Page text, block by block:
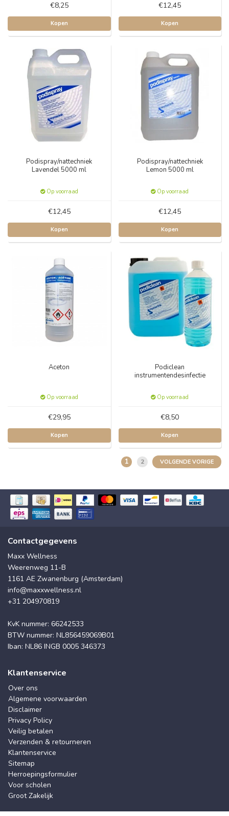
€8,25
Kopen
€12,45
Kopen
Podispray/nattechniek
Lavendel 5000 ml
Op voorraad
€12,45
Kopen
Podispray/nattechniek
Lemon 5000 ml
Op voorraad
€12,45
Kopen
Aceton
Op voorraad
€29,95
Kopen
Podiclean
instrumentendesinfectie
Op voorraad
€8,50
Kopen
1 2 VOLGENDE VORIGE
Contactgegevens
Maxx Wellness
Weerenweg 11-B
1161 AE Zwanenburg (Amsterdam)
info@maxxwellness.nl
+31 204970819
KvK nummer: 66242533
BTW nummer: NL856459069B01
Iban: NL86 INGB 0005 346373
Klantenservice
Over ons
Algemene voorwaarden
Disclaimer
Privacy Policy
Veilig betalen
Verzenden & retourneren
Klantenservice
Sitemap
Herroepingsformulier
Voor scholen
Groot Zakelijk